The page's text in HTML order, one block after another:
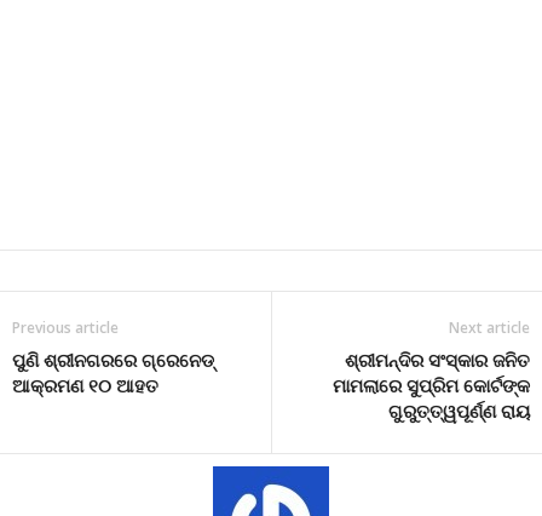
Previous article
ପୁଣି ଶ୍ରୀନଗରରେ ଗ୍ରେନେଡ୍
ଆକ୍ରମଣ ୧୦ ଆହତ
Next article
ଶ୍ରୀମନ୍ଦିର ସଂସ୍କାର ଜନିତ
ମାମଲାରେ ସୁପ୍ରିମ କୋର୍ଟଙ୍କ
ଗୁରୁତ୍ତ୍ୱପୂର୍ଣ୍ଣ ରାୟ